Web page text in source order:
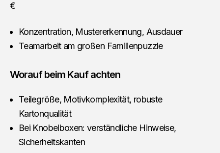
€
Konzentration, Mustererkennung, Ausdauer
Teamarbeit am großen Familienpuzzle
Worauf beim Kauf achten
Teilegröße, Motivkomplexität, robuste
Kartonqualität
Bei Knobelboxen: verständliche Hinweise,
Sicherheitskanten